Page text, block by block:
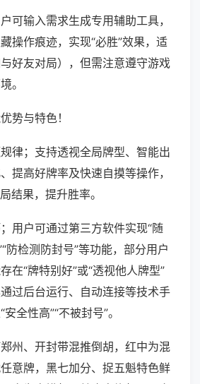
可输入需求生成专用辅助工具，
操作痕迹，实现“必胜”效果，适
好友对局），但需注意遵守游戏
。
势与特色！
律；支持透视全局牌型、智能出
提高好牌率及快速自摸等操作，
结果，提升胜率。
用户可通过第三方软件实现“随
防检测防封号”等功能，部分用户
在“牌特别好”或“透视他人牌型”
过后台运行、自动连接等技术手
全性高”“不被封号”。
州、开封带混推倒胡，红中为混
意牌，黑七加分、捉五魁特色鲜